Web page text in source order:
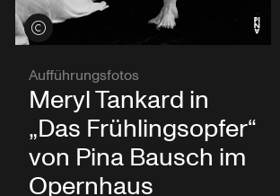
Credits öffnen
Aufführungsfotos
Meryl Tankard in
„Das Frühlingsopfer“
von Pina Bausch im
Opernhaus